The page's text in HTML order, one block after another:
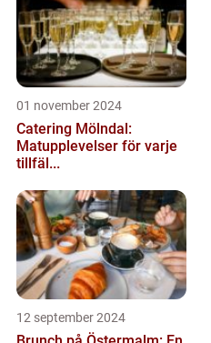
01 november 2024
Catering Mölndal:
Matupplevelser för varje
tillfäl...
12 september 2024